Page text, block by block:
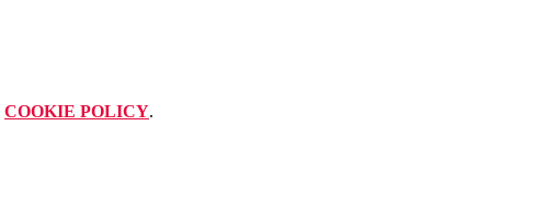
COOKIE POLICY.